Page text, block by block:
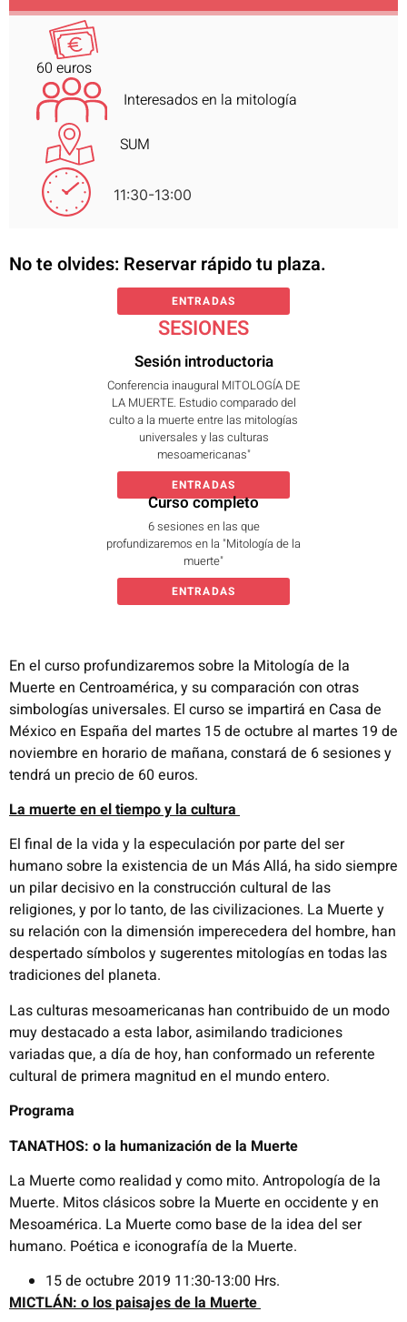
60 euros
Interesados en la mitología
SUM
11:30-13:00
No te olvides: Reservar rápido tu plaza.
ENTRADAS
SESIONES
Sesión introductoria
Conferencia inaugural MITOLOGÍA DE
LA MUERTE. Estudio comparado del
culto a la muerte entre las mitologías
universales y las culturas
mesoamericanas"
ENTRADAS
Curso completo
6 sesiones en las que
profundizaremos en la "Mitología de la
muerte"
ENTRADAS
En el curso profundizaremos sobre la Mitología de la
Muerte en Centroamérica, y su comparación con otras
simbologías universales. El curso se impartirá en Casa de
México en España del martes 15 de octubre al martes 19 de
noviembre en horario de mañana, constará de 6 sesiones y
tendrá un precio de 60 euros.
La muerte en el tiempo y la cultura
El final de la vida y la especulación por parte del ser
humano sobre la existencia de un Más Allá, ha sido siempre
un pilar decisivo en la construcción cultural de las
religiones, y por lo tanto, de las civilizaciones. La Muerte y
su relación con la dimensión imperecedera del hombre, han
despertado símbolos y sugerentes mitologías en todas las
tradiciones del planeta.
Las culturas mesoamericanas han contribuido de un modo
muy destacado a esta labor, asimilando tradiciones
variadas que, a día de hoy, han conformado un referente
cultural de primera magnitud en el mundo entero.
Programa
TANATHOS: o la humanización de la Muerte
La Muerte como realidad y como mito. Antropología de la
Muerte. Mitos clásicos sobre la Muerte en occidente y en
Mesoamérica. La Muerte como base de la idea del ser
humano. Poética e iconografía de la Muerte.
15 de octubre 2019 11:30-13:00 Hrs.
MICTLÁN: o los paisajes de la Muerte